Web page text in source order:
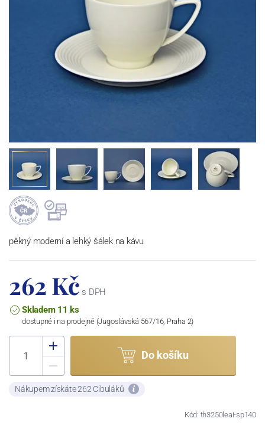
pěkný moderní a lehký šálek na kávu
262 Kč s DPH
Skladem 11 ks
dostupné i na prodejně (Jugoslávská 567/16, Praha 2)
Do košíku
Nákupem získáte 262 Cibuláků
Kód: th3250leai-sp140